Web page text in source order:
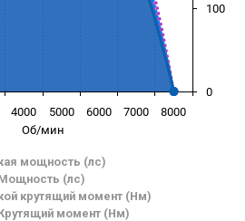
Об/мин
мощность (лс)
(лс)
крутящий момент (Нм)
момент (Нм)
4000 5000 6000 7000 8000
0
100